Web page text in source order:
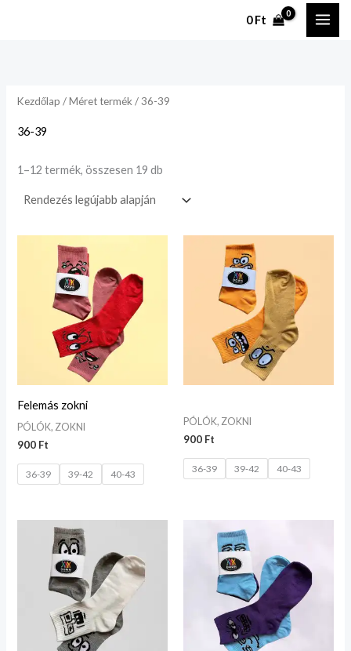
0Ft
Kezdőlap / Méret termék / 36-39
36-39
1–12 termék, összesen 19 db
Felemás zokni
PÓLÓK, ZOKNI
900 Ft
36-39 39-42 40-43
PÓLÓK, ZOKNI
900 Ft
36-39 39-42 40-43